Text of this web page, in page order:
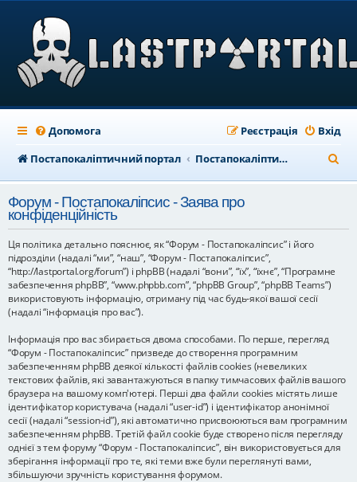
Допомога Вхід
Реєстрація
Постапокаліптичний портал
Постапокаліптичний форум
о
у
Форум - Постапокаліпсис - Заява про
конфіденційність
Ця політика детально пояснює, як “Форум - Постапокаліпсис” і його
підрозділи (надалі “ми”, “наш”, “Форум - Постапокаліпсис”,
“http://lastportal.org/forum”) і phpBB (надалі “вони”, “їх”, “їхнє”, “Програмне
забезпечення phpBB”, “www.phpbb.com”, “phpBB Group”, “phpBB Teams”)
використовують інформацію, отриману під час будь-якої вашої сесії
(надалі “інформація про вас”).
Інформація про вас збирається двома способами. По перше, перегляд
“Форум - Постапокаліпсис” призведе до створення програмним
забезпеченням phpBB деякої кількості файлів cookies (невеликих
текстових файлів, які завантажуються в папку тимчасових файлів вашого
браузера на вашому комп'ютері. Перші два файли cookies містять лише
ідентифікатор користувача (надалі “user-id”) і ідентифікатор анонімної
сесії (надалі “session-id”), які автоматично присвоюються вам програмним
забезпеченням phpBB. Третій файл cookie буде створено після перегляду
однієї з тем форуму “Форум - Постапокаліпсис”, він використовується для
зберігання інформації про те, які теми вже були переглянуті вами,
збільшуючи зручність користування форумом.